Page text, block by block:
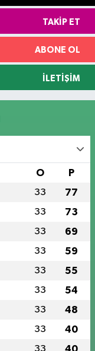
TAKIP ET
ABONE OL
İLETIŞIM
O P
33 77
33 73
33 69
33 59
33 55
33 54
33 48
33 40